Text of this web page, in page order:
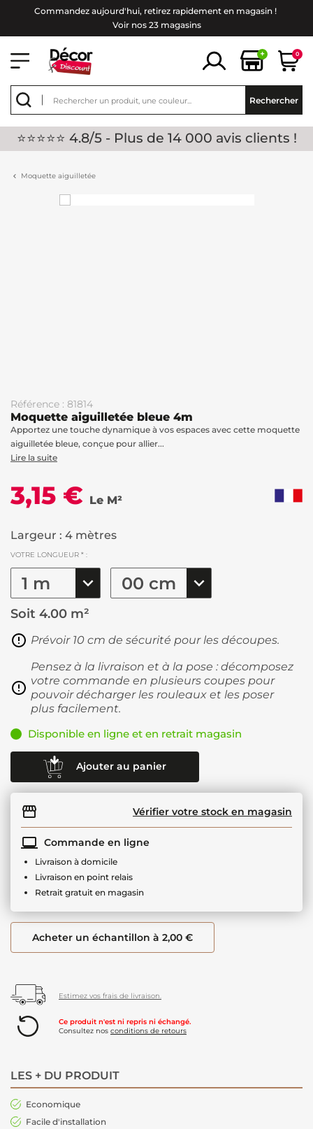
Commandez aujourd'hui, retirez rapidement en magasin !
Voir nos 23 magasins
+ 0
Rechercher
⭐⭐⭐⭐⭐ 4.8/5 - Plus de 14 000 avis clients !
Moquette aiguilletée
Référence : 81814
Moquette aiguilletée bleue 4m
Apportez une touche dynamique à vos espaces avec cette moquette
aiguilletée bleue, conçue pour allier...
Lire la suite
3,15 € Le M²
Largeur : 4 mètres
VOTRE LONGUEUR * :
Soit 4.00 m²
Prévoir 10 cm de sécurité pour les découpes.
Pensez à la livraison et à la pose : décomposez
votre commande en plusieurs coupes pour
pouvoir décharger les rouleaux et les poser
plus facilement.
Disponible en ligne et en retrait magasin
Ajouter au panier
Vérifier votre stock en magasin
Commande en ligne
Livraison à domicile
Livraison en point relais
Retrait gratuit en magasin
Acheter un échantillon à 2,00 €
Estimez vos frais de livraison.
Ce produit n'est ni repris ni échangé.
Consultez nos conditions de retours
LES + DU PRODUIT
Economique
Facile d'installation